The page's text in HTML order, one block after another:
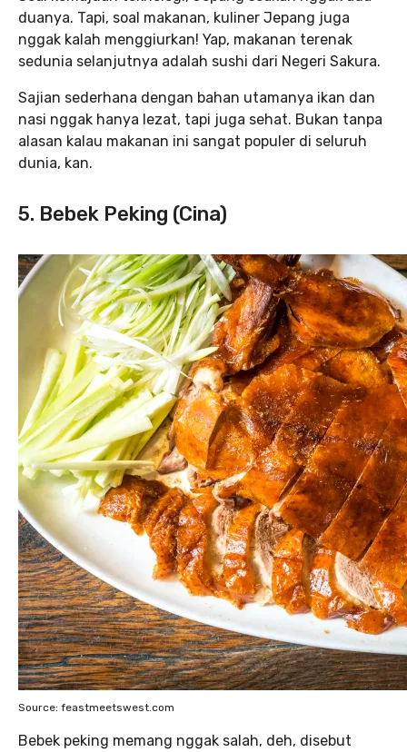
duanya. Tapi, soal makanan, kuliner Jepang juga
nggak kalah menggiurkan! Yap, makanan terenak
sedunia selanjutnya adalah sushi dari Negeri Sakura.
Sajian sederhana dengan bahan utamanya ikan dan
nasi nggak hanya lezat, tapi juga sehat. Bukan tanpa
alasan kalau makanan ini sangat populer di seluruh
dunia, kan.
5. Bebek Peking (Cina)
Source: feastmeetswest.com
Bebek peking memang nggak salah, deh, disebut